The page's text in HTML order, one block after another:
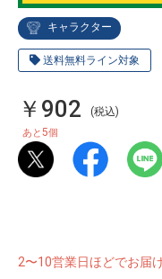
キャラクター
送料無料ライン対象
￥902 (税込)
あと5個
2〜10営業日ほどでお届